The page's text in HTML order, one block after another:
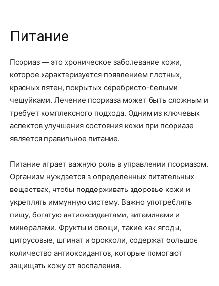
Питание
Псориаз — это хроническое заболевание кожи,
которое характеризуется появлением плотных,
красных пятен, покрытых серебристо-белыми
чешуйками. Лечение псориаза может быть сложным и
требует комплексного подхода. Одним из ключевых
аспектов улучшения состояния кожи при псориазе
является правильное питание.
Питание играет важную роль в управлении псориазом.
Организм нуждается в определенных питательных
веществах, чтобы поддерживать здоровье кожи и
укреплять иммунную систему. Важно употреблять
пищу, богатую антиоксидантами, витаминами и
минералами. Фрукты и овощи, такие как ягоды,
цитрусовые, шпинат и брокколи, содержат большое
количество антиоксидантов, которые помогают
защищать кожу от воспаления.